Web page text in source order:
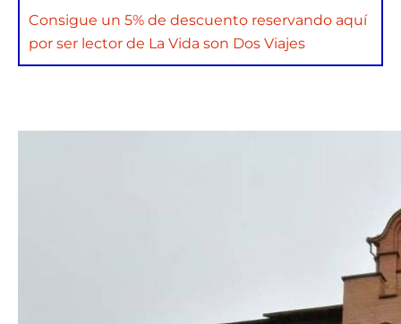
Consigue un 5% de descuento reservando aquí
por ser lector de La Vida son Dos Viajes